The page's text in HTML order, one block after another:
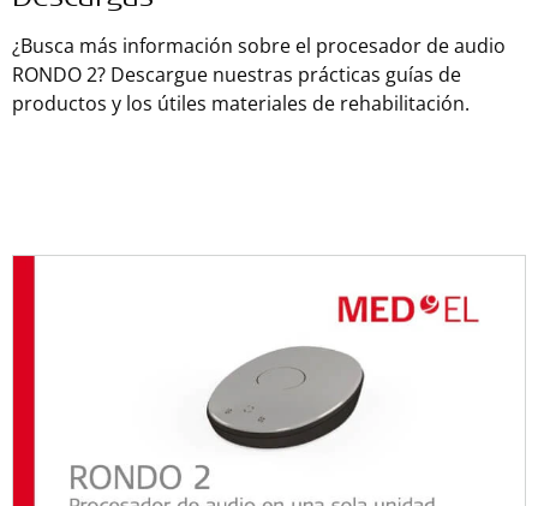
¿Busca más información sobre el procesador de audio
RONDO 2? Descargue nuestras prácticas guías de
productos y los útiles materiales de rehabilitación.